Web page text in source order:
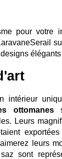
pour votre
intérieur
ottomanes
Leurs
leurs
sont